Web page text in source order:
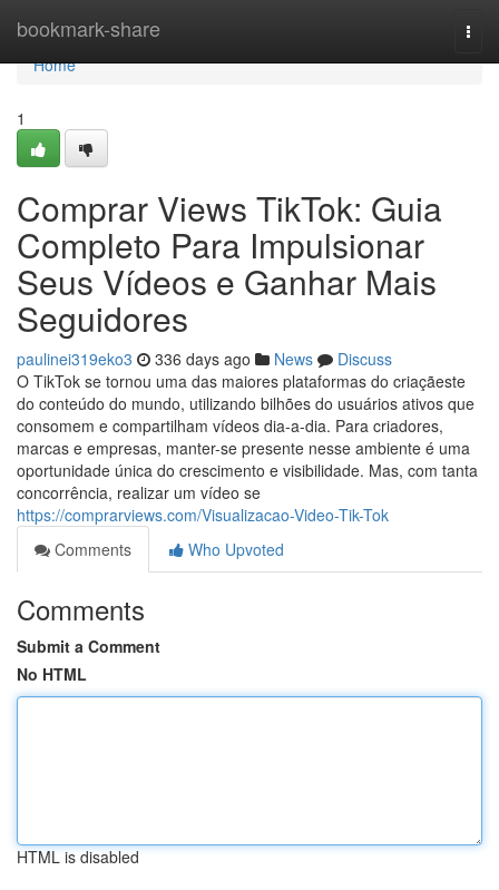
bookmark-share
Home
Home
1
Comprar Views TikTok: Guia
Completo Para Impulsionar
Seus Vídeos e Ganhar Mais
Seguidores
paulinei319eko3 336 days ago News
Discuss
O TikTok se tornou uma das maiores plataformas do criaçãeste
do conteúdo do mundo, utilizando bilhões do usuários ativos que
consomem e compartilham vídeos dia-a-dia. Para criadores,
marcas e empresas, manter-se presente nesse ambiente é uma
oportunidade única do crescimento e visibilidade. Mas, com tanta
concorrência, realizar um vídeo se
https://comprarviews.com/Visualizacao-Video-Tik-Tok
Comments
Who Upvoted
Comments
Submit a Comment
No HTML
HTML is disabled